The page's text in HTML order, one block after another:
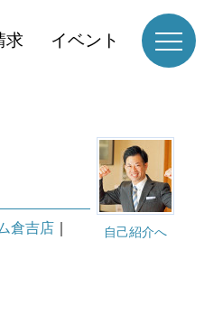
求 イベント
自己紹介へ
倉吉店